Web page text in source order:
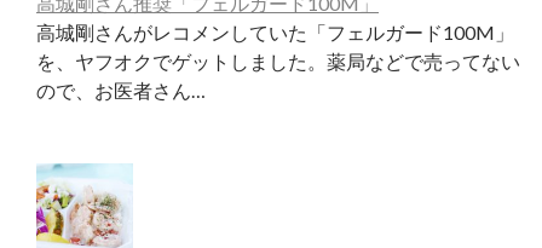
高城剛さんがレコメンしていた「フェルガード100M」
を、ヤフオクでゲットしました。薬局などで売ってない
ので、お医者さん…